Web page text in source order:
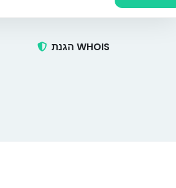
הגנת WHOIS